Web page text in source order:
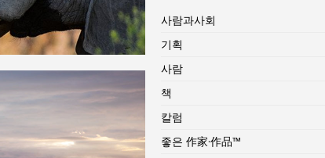
사람과사회
기획
사람
책
칼럼
좋은 作家·作品™